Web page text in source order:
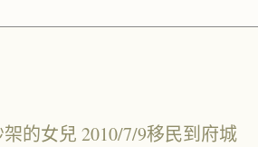
的女兒 2010/7/9移民到府城